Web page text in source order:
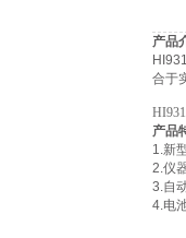
产品
合于
产品
1.新
2.仪
3.自
4.电